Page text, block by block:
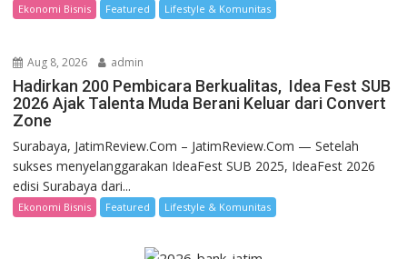
Ekonomi Bisnis Featured Lifestyle & Komunitas
Aug 8, 2026 admin
Hadirkan 200 Pembicara Berkualitas, Idea Fest SUB
2026 Ajak Talenta Muda Berani Keluar dari Convert
Zone
Surabaya, JatimReview.Com – JatimReview.Com — Setelah
sukses menyelanggarakan IdeaFest SUB 2025, IdeaFest 2026
edisi Surabaya dari...
Ekonomi Bisnis Featured Lifestyle & Komunitas